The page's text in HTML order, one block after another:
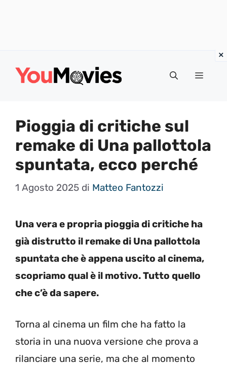
Menu
Pioggia di critiche sul
remake di Una pallottola
spuntata, ecco perché
1 Agosto 2025 di Matteo Fantozzi
Una vera e propria pioggia di critiche ha
già distrutto il remake di Una pallottola
spuntata che è appena uscito al cinema,
scopriamo qual è il motivo. Tutto quello
che c’è da sapere.
Torna al cinema un film che ha fatto la
storia in una nuova versione che prova a
rilanciare una serie, ma che al momento